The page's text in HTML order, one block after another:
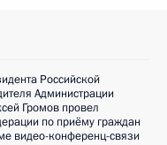
Российской
Администрации
Громов провел
по приёму граждан
видео-конференц-связи